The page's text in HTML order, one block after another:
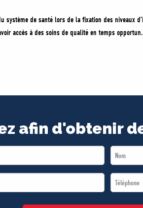
système de santé lors de la fixation des niveaux
accès à des soins de qualité en temps
afin d'obtenir
Last
Name
Téléphone
*